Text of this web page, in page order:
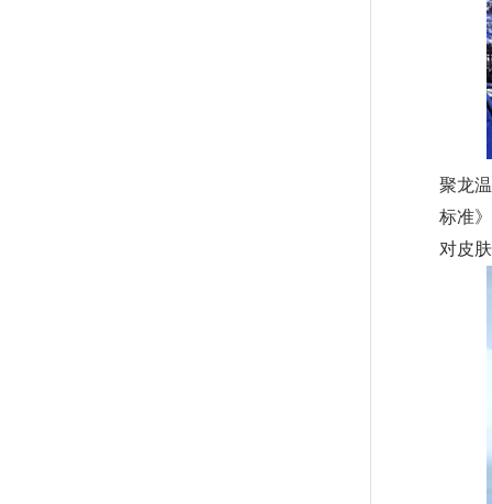
聚龙
标准
对皮